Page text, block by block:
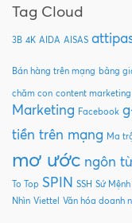
Tag Cloud
3B 4K AIDA AISAS
Bán hàng trên mạng bảng
chăm con content marketing
Marketing Facebook
tiền trên mạng Ma
mơ ước ngôn
To Top SPIN SSH Sứ Mệnh
Nhìn Viettel Văn hóa doanh